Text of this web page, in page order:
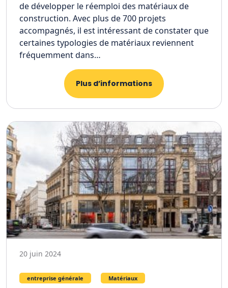
de développer le réemploi des matériaux de
construction. Avec plus de 700 projets
accompagnés, il est intéressant de constater que
certaines typologies de matériaux reviennent
fréquemment dans…
Plus d’informations
20 juin 2024
entreprise générale Matériaux